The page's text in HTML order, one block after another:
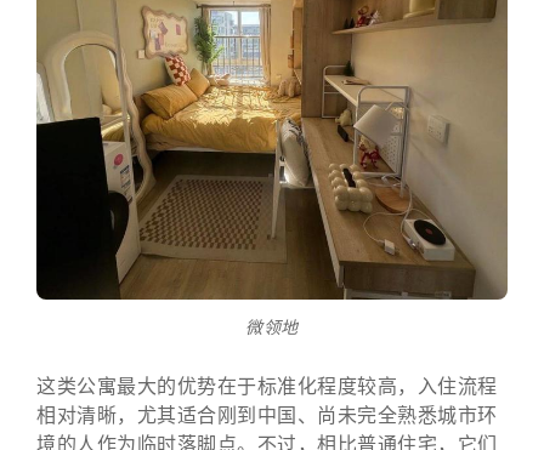
微领地
这类公寓最大的优势在于标准化程度较高，入住流程
相对清晰，尤其适合刚到中国、尚未完全熟悉城市环
境的人作为临时落脚点。不过，相比普通住宅，它们